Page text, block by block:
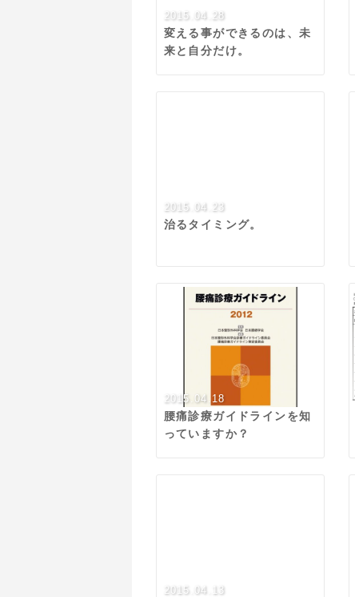
2015.04.28
変える事ができるのは、未
来と自分だけ。
2015.04.23
治るタイミング。
2015.04.18
腰痛診療ガイドラインを知
っていますか？
2015.04.13